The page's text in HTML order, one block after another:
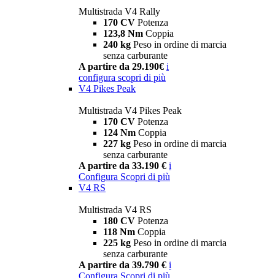
Multistrada V4 Rally
170 CV Potenza
123,8 Nm Coppia
240 kg Peso in ordine di marcia
senza carburante
A partire da 29.190€ i
configura scopri di più
V4 Pikes Peak
Multistrada V4 Pikes Peak
170 CV Potenza
124 Nm Coppia
227 kg Peso in ordine di marcia
senza carburante
A partire da 33.190 € i
Configura Scopri di più
V4 RS
Multistrada V4 RS
180 CV Potenza
118 Nm Coppia
225 kg Peso in ordine di marcia
senza carburante
A partire da 39.790 € i
Configura Scopri di più